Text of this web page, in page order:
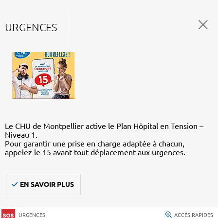
URGENCES
Le CHU de Montpellier active le Plan Hôpital en Tension –
Niveau 1.
Pour garantir une prise en charge adaptée à chacun,
appelez le 15 avant tout déplacement aux urgences.
EN SAVOIR PLUS
URGENCES ACCÈS RAPIDES